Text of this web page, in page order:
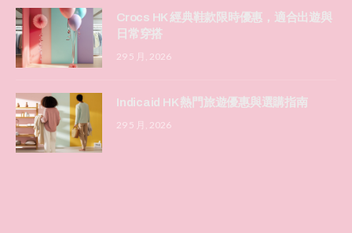
Crocs HK 經典鞋款限時優惠，適合出遊與
日常穿搭
29 5 月, 2026
Indicaid HK 熱門旅遊優惠與選購指南
29 5 月, 2026